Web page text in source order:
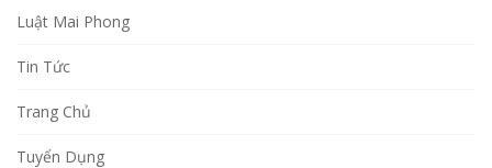
Luật Mai Phong
Tin Tức
Trang Chủ
Tuyển Dụng